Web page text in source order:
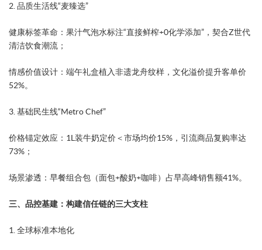
​2. 品质生活线“麦臻选”​​
​健康标签革命​：果汁气泡水标注“直接鲜榨+0化学添加”，契合Z世代
清洁饮食潮流；
​情感价值设计​：端午礼盒植入非遗龙舟纹样，文化溢价提升客单价
52%。
​3. 基础民生线“Metro Chef”​​
​价格锚定效应​：1L装牛奶定价＜市场均价15%，引流商品复购率达
73%；
​场景渗透​：早餐组合包（面包+酸奶+咖啡）占早高峰销售额41%。
三、品控基建：构建信任链的三大支柱
​1. 全球标准本地化​